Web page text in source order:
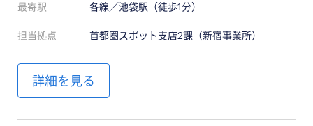
最寄駅 各線／池袋駅（徒歩1分）
担当拠点 首都圏スポット支店2課（新宿事業所）
詳細を見る